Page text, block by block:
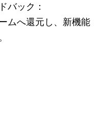
バック：
ムへ還元し、新機能